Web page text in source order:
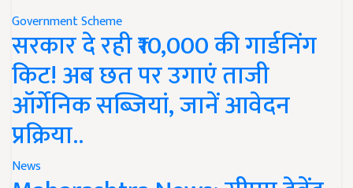
Government Scheme
सरकार दे रही ₹10,000 की गार्डनिंग
किट! अब छत पर उगाएं ताजी
ऑर्गेनिक सब्जियां, जानें आवेदन
प्रक्रिया..
News